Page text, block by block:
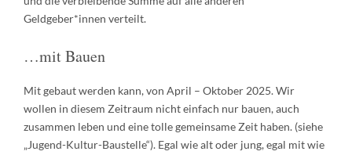
Geldgeber*innen verteilt.
…mit Bauen
Mit gebaut werden kann, von April – Oktober 2025. Wir
wollen in diesem Zeitraum nicht einfach nur bauen, auch
zusammen leben und eine tolle gemeinsame Zeit haben. (siehe
„Jugend-Kultur-Baustelle“). Egal wie alt oder jung, egal mit wie